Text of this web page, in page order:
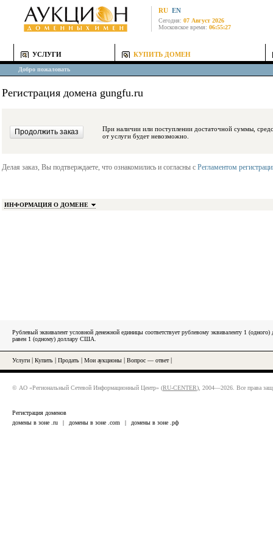
RU EN
Сегодня: 07 Август 2026
Московское время: 06:55:27
УСЛУГИ КУПИТЬ ДОМЕН
Добро пожаловать
Регистрация домена gungfu.ru
При наличии или поступлении достаточной суммы, средства будут
от услуги будет невозможно.
Делая заказ, Вы подтверждаете, что ознакомились и согласны с Регламентом
ИНФОРМАЦИЯ О ДОМЕНЕ
Рублевый эквивалент условной денежной единицы соответствует рублевому эквиваленту 1
равен 1 (одному) доллару США.
Услуги Купить Продать Мои аукционы Вопрос — ответ|
© АО «Региональный Сетевой Информационный Центр» (RU-CENTER), 2004—2026. Все права
Регистрация доменов
домены в зоне .ru
| домены в зоне .com | домены в зоне .рф